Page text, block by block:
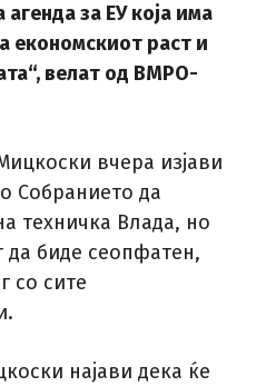
за ЕУ која има
економскиот раст и
велат од ВМРО-
вчера изјави
Собранието да
техничка Влада, но
да биде сеопфатен,
со сите
најави дека ќе